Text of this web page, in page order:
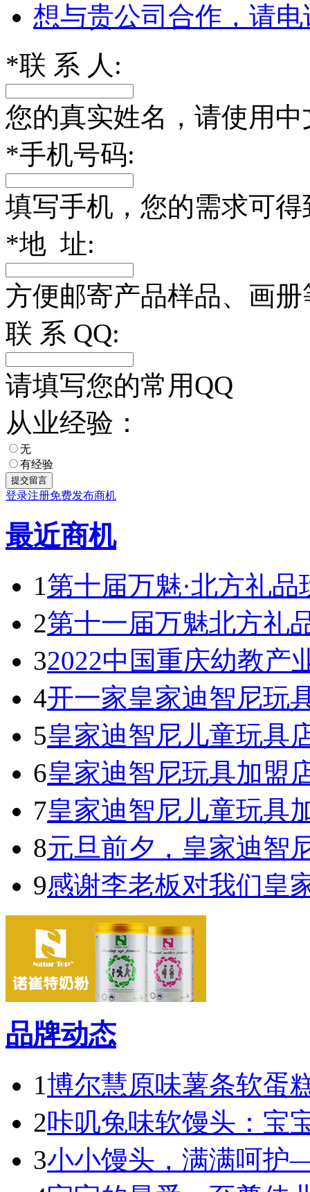
想与贵公司合作，请
*联 系 人:
您的真实姓名，请使用中
*手机号码:
填写手机，您的需求可
*地 址:
方便邮寄产品样品、画
联 系 QQ:
请填写您的常用QQ
从业经验：
无
有经验
登录注册免费发布商机
最近商机
1第十届万魅·北方礼
2第十一届万魅北方礼
32022中国重庆幼教产
4开一家皇家迪智尼玩
5皇家迪智尼儿童玩具
6皇家迪智尼玩具加盟
7皇家迪智尼儿童玩具
8元旦前夕，皇家迪智
9感谢李老板对我们皇
品牌动态
1博尔慧原味薯条软蛋
2咔叽兔味软馒头：宝
3小小馒头，满满呵